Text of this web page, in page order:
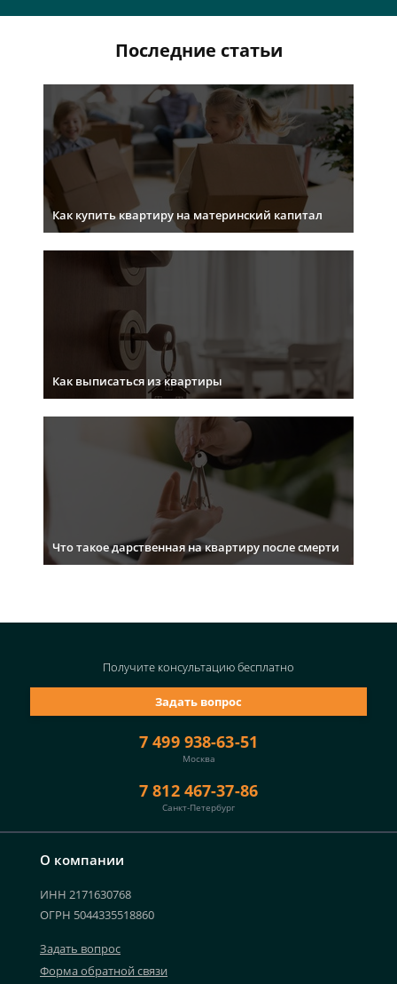
Последние статьи
Как купить квартиру на материнский капитал
Как выписаться из квартиры
Что такое дарственная на квартиру после смерти
О компании
ИНН 2171630768
ОГРН 5044335518860
Задать вопрос
Форма обратной связи
7 499 938-63-51
Москва
7 812 467-37-86
Санкт-Петербург
Задать вопрос
Получите консультациюбесплатно